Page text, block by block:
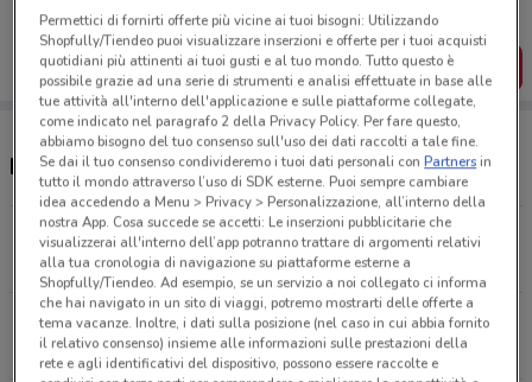
dal tuo cellulare.
SCARICA L’APP
Negozi Echo a Iglesias
Via Nazionale, 44 Carbonia
17.9 km
Via Nazionale, 52 Carbonia
18.4 km
Permettici di fornirti offerte più vicine ai tuoi bisogni: Utilizzando
Shopfully/Tiendeo puoi visualizzare inserzioni e offerte per i tuoi acquisti
quotidiani più attinenti ai tuoi gusti e al tuo mondo. Tutto questo è
possibile grazie ad una serie di strumenti e analisi effettuate in base alle
tue attività all'interno dell'applicazione e sulle piattaforme collegate,
come indicato nel paragrafo 2 della Privacy Policy. Per fare questo,
abbiamo bisogno del tuo consenso sull'uso dei dati raccolti a tale fine.
Se dai il tuo consenso condivideremo i tuoi dati personali conPartnersin
tutto il mondo attraverso l’uso di SDK esterne. Puoi sempre cambiare
idea accedendo a Menu > Privacy > Personalizzazione, all’interno della
nostra App. Cosa succede se accetti: Le inserzioni pubblicitarie che
visualizzerai all'interno dell’app potranno trattare di argomenti relativi
alla tua cronologia di navigazione su piattaforme esterne a
Shopfully/Tiendeo. Ad esempio, se un servizio a noi collegato ci informa
che hai navigato in un sito di viaggi, potremo mostrarti delle offerte a
tema vacanze. Inoltre, i dati sulla posizione (nel caso in cui abbia fornito
il relativo consenso) insieme alle informazioni sulle prestazioni della
rete e agli identificativi del dispositivo, possono essere raccolte e